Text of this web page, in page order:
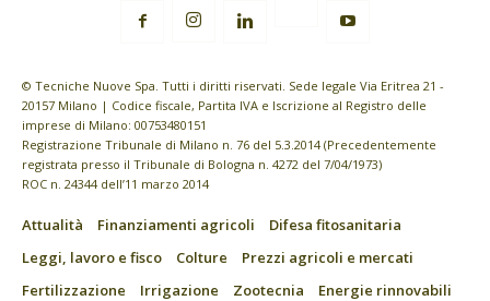
© Tecniche Nuove Spa. Tutti i diritti riservati. Sede legale Via Eritrea 21 -
20157 Milano | Codice fiscale, Partita IVA e Iscrizione al Registro delle
imprese di Milano: 00753480151
Registrazione Tribunale di Milano n. 76 del 5.3.2014 (Precedentemente
registrata presso il Tribunale di Bologna n. 4272 del 7/04/1973)
ROC n. 24344 dell’11 marzo 2014
Attualità Finanziamenti agricoli
Difesa fitosanitaria
Leggi, lavoro e fisco
Colture
Prezzi agricoli e mercati
Fertilizzazione
Irrigazione Zootecnia
Energie rinnovabili